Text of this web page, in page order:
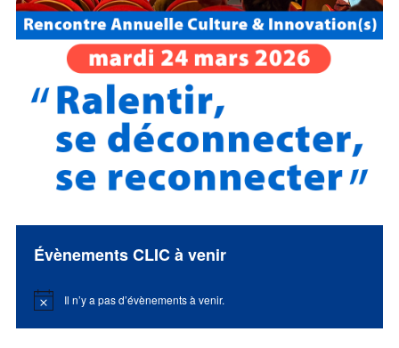
Évènements CLIC à venir
Notice Il n’y a pas d’évènements à venir.